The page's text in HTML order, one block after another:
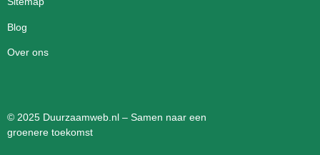
Blog
Over ons
© 2025 Duurzaamweb.nl – Samen naar een
groenere toekomst